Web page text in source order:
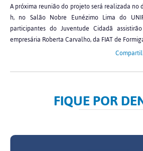
A próxima reunião do projeto será realizada no
h, no Salão Nobre Eunézimo Lima do
participantes do Juventude Cidadã
empresária Roberta Carvalho, da FIAT de
FIQUE POR